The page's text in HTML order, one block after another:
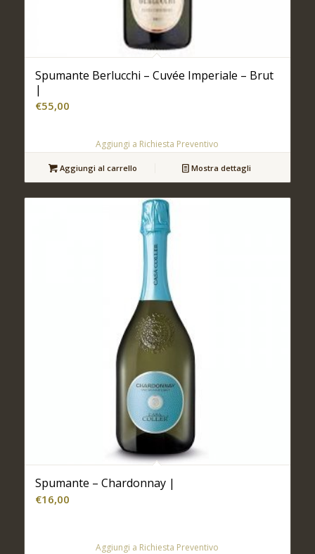
Spumante Berlucchi – Cuvée Imperiale – Brut
|
€55,00
Aggiungi a Richiesta Preventivo
Aggiungi al carrello Mostra dettagli
Spumante – Chardonnay |
€16,00
Aggiungi a Richiesta Preventivo